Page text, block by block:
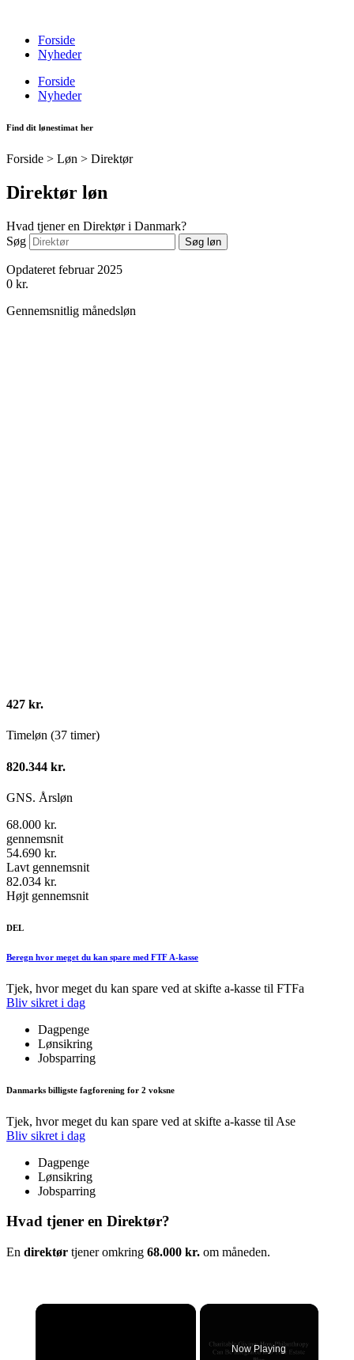
indholdForside
Nyheder
Forside
Nyheder
Find dit lønestimat her
Forside > Løn > Direktør
Direktør løn
Hvad tjener en Direktør i Danmark?
Søg
Søg løn
Opdateret februar 2025
0 kr.
Gennemsnitlig månedsløn
427 kr.
Timeløn (37 timer)
820.344 kr.
GNS. Årsløn
68.000 kr.
gennemsnit
54.690 kr.
Lavt gennemsnit
82.034 kr.
Højt gennemsnit
DEL
Beregn hvor meget du kan spare med FTF A-kasse
Tjek, hvor meget du kan spare ved at skifte a-kasse til FTFa
Bliv sikret i dag
Dagpenge
Lønsikring
Jobsparring
Danmarks billigste fagforening for 2 voksne
Tjek, hvor meget du kan spare ved at skifte a-kasse til Ase
Bliv sikret i dag
Dagpenge
Lønsikring
Jobsparring
Hvad tjener en Direktør?
En direktør tjener omkring 68.000 kr. om måneden.
×
Now Playing